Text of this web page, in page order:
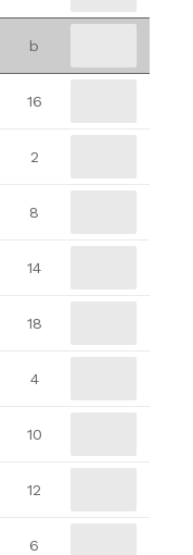
b
16
2
8
14
18
4
10
12
6